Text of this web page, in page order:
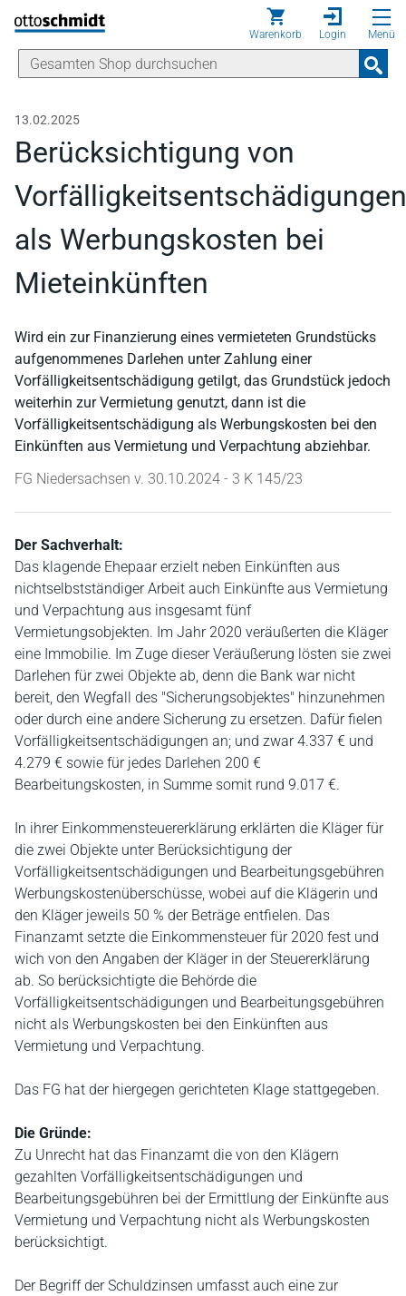
Direkt zum Inhalt
Warenkorb Login Menü
13.02.2025
Berücksichtigung von
Vorfälligkeitsentschädigungen
als Werbungskosten bei
Mieteinkünften
Wird ein zur Finanzierung eines vermieteten Grundstücks
aufgenommenes Darlehen unter Zahlung einer
Vorfälligkeitsentschädigung getilgt, das Grundstück jedoch
weiterhin zur Vermietung genutzt, dann ist die
Vorfälligkeitsentschädigung als Werbungskosten bei den
Einkünften aus Vermietung und Verpachtung abziehbar.
FG Niedersachsen v. 30.10.2024 - 3 K 145/23
Der Sachverhalt:
Das klagende Ehepaar erzielt neben Einkünften aus
nichtselbstständiger Arbeit auch Einkünfte aus Vermietung
und Verpachtung aus insgesamt fünf
Vermietungsobjekten. Im Jahr 2020 veräußerten die Kläger
eine Immobilie. Im Zuge dieser Veräußerung lösten sie zwei
Darlehen für zwei Objekte ab, denn die Bank war nicht
bereit, den Wegfall des "Sicherungsobjektes" hinzunehmen
oder durch eine andere Sicherung zu ersetzen. Dafür fielen
Vorfälligkeitsentschädigungen an; und zwar 4.337 € und
4.279 € sowie für jedes Darlehen 200 €
Bearbeitungskosten, in Summe somit rund 9.017 €.
In ihrer Einkommensteuererklärung erklärten die Kläger für
die zwei Objekte unter Berücksichtigung der
Vorfälligkeitsentschädigungen und Bearbeitungsgebühren
Werbungskostenüberschüsse, wobei auf die Klägerin und
den Kläger jeweils 50 % der Beträge entfielen. Das
Finanzamt setzte die Einkommensteuer für 2020 fest und
wich von den Angaben der Kläger in der Steuererklärung
ab. So berücksichtigte die Behörde die
Vorfälligkeitsentschädigungen und Bearbeitungsgebühren
nicht als Werbungskosten bei den Einkünften aus
Vermietung und Verpachtung.
Das FG hat der hiergegen gerichteten Klage stattgegeben.
Die Gründe:
Zu Unrecht hat das Finanzamt die von den Klägern
gezahlten Vorfälligkeitsentschädigungen und
Bearbeitungsgebühren bei der Ermittlung der Einkünfte aus
Vermietung und Verpachtung nicht als Werbungskosten
berücksichtigt.
Der Begriff der Schuldzinsen umfasst auch eine zur